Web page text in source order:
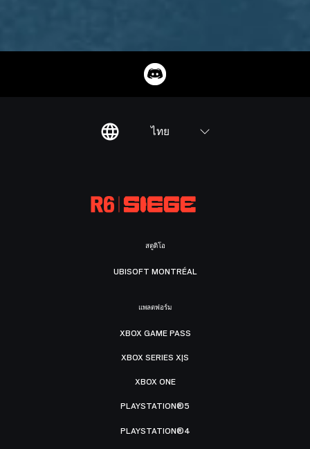
ไทย
สตูดิโอ
UBISOFT MONTRÉAL
แพลตฟอร์ม
XBOX GAME PASS
XBOX SERIES X|S
XBOX ONE
PLAYSTATION®5
PLAYSTATION®4